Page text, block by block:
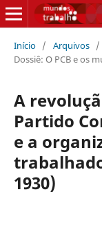
Início / Arquivos /
Dossiê: O PCB e os
A
Partido
e a
1930)